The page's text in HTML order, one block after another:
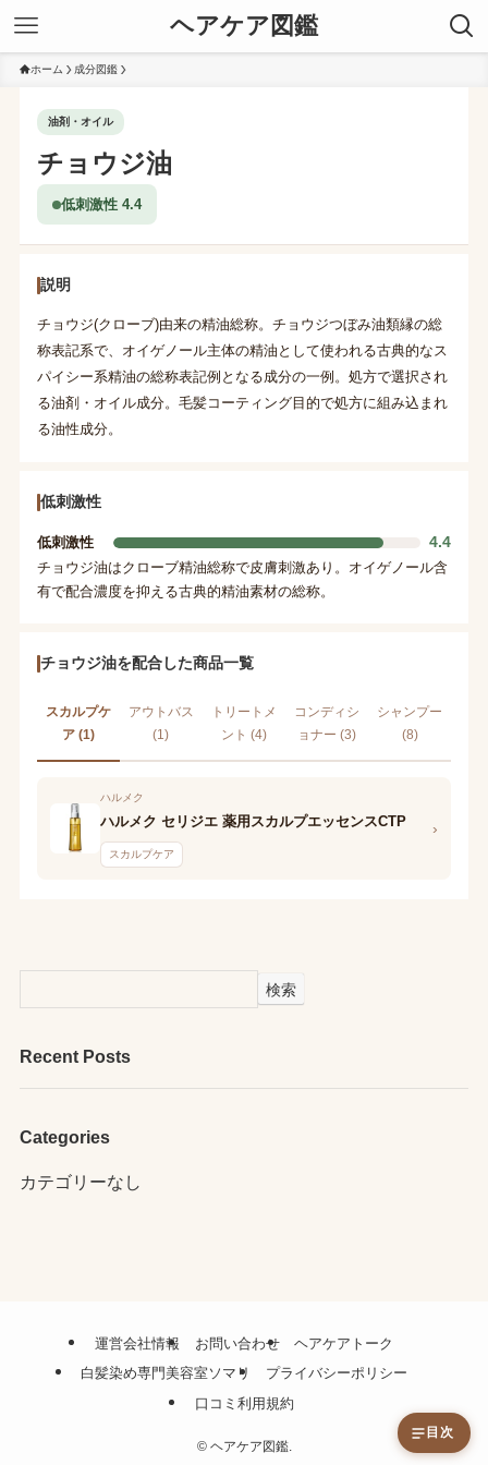
ヘアケア図鑑
ホーム 成分図鑑
油剤・オイル
チョウジ油
低刺激性 4.4
説明
チョウジ(クローブ)由来の精油総称。チョウジつぼみ油類縁の総
称表記系で、オイゲノール主体の精油として使われる古典的なス
パイシー系精油の総称表記例となる成分の一例。処方で選択され
る油剤・オイル成分。毛髪コーティング目的で処方に組み込まれ
る油性成分。
低刺激性
低刺激性 4.4
チョウジ油はクローブ精油総称で皮膚刺激あり。オイゲノール含
有で配合濃度を抑える古典的精油素材の総称。
チョウジ油を配合した商品一覧
スカルプケ
ア (1)
アウトバス
(1)
トリートメ
ント (4)
コンディシ
ョナー (3)
シャンプー
(8)
ハルメク
ハルメク セリジエ 薬用スカルプエッセンスCTP
スカルプケア
›
検索
Recent Posts
Categories
カテゴリーなし
運営会社情報 お問い合わせ
ヘアケアトーク
白髪染め専門美容室ソマリ
プライバシーポリシー
口コミ利用規約
©ヘアケア図鑑.
目次